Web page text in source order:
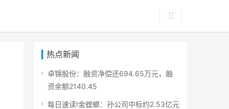
热点新闻
卓锦股份：融资净偿还694.65万元，融
资余额2140.45
每日速读!金螳螂：孙公司中标约2.53亿元